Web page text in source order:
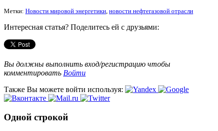
Метки: Новости мировой энергетики, новости нефтегазовой отрасли
Интересная статья? Поделитесь ей с друзьями:
Вы должны выполнить вход/регистрацию чтобы
комментировать Войти
Также Вы можете войти используя:
Одной строкой